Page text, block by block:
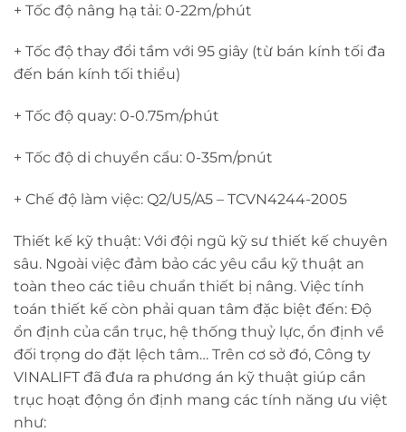
+ Tốc độ nâng hạ tải: 0-22m/phút
+ Tốc độ thay đổi tầm với 95 giây (từ bán kính tối đa
đến bán kính tối thiểu)
+ Tốc độ quay: 0-0.75m/phút
+ Tốc độ di chuyển cẩu: 0-35m/pnút
+ Chế độ làm việc: Q2/U5/A5 – TCVN4244-2005
Thiết kế kỹ thuật: Với đội ngũ kỹ sư thiết kế chuyên
sâu. Ngoài việc đảm bảo các yêu cầu kỹ thuật an
toàn theo các tiêu chuẩn thiết bị nâng. Việc tính
toán thiết kế còn phải quan tâm đặc biệt đến: Độ
ổn định của cần trục, hệ thống thuỷ lực, ổn định về
đối trọng do đặt lệch tâm… Trên cơ sở đó, Công ty
VINALIFT đã đưa ra phương án kỹ thuật giúp cần
trục hoạt động ổn định mang các tính năng ưu việt
như: